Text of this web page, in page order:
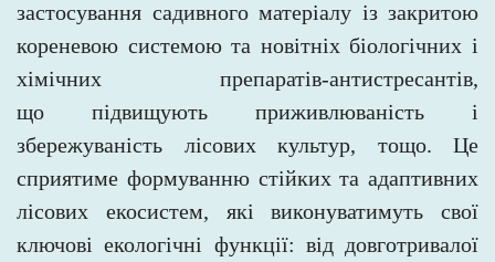
застосування садивного матеріалу із закритою
кореневою системою та новітніх біологічних і
хімічних препаратів-антистресантів,
що
підвищують приживлюваність і
збережуваність лісових культур, тощо. Це
сприятиме формуванню стійких та адаптивних
лісових екосистем, які виконуватимуть свої
ключові екологічні функції: від довготривалої